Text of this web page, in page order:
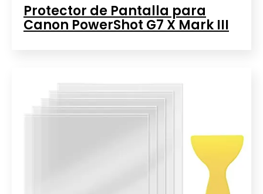
Protector de Pantalla para
Canon PowerShot G7 X Mark III